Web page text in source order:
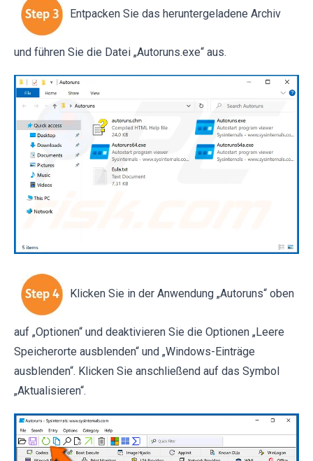
Entpacken Sie das heruntergeladene Archiv
und führen Sie die Datei „Autoruns.exe“ aus.
Klicken Sie in der Anwendung „Autoruns“ oben
auf „Optionen“ und deaktivieren Sie die Optionen „Leere
Speicherorte ausblenden“ und „Windows-Einträge
ausblenden“. Klicken Sie anschließend auf das Symbol
„Aktualisieren“.